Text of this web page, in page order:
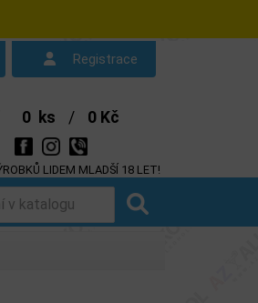
Registrace
0 ks / 0 Kč
LIDEM MLADŠÍ 18 LET!